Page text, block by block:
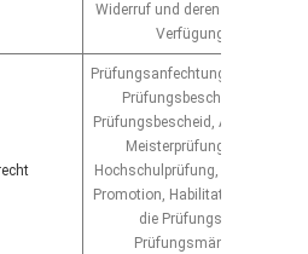
Widerruf und deren Abwehr,
Verfügungsverfahren
Prüfungsanfechtung,
Prüfungsbescheid, Klage
Prüfungsbescheid,
Meisterprüfung,
Hochschulprüfung,
Promotion, Habilitation,
die Prüfungsakte,
Prüfungsmängel,